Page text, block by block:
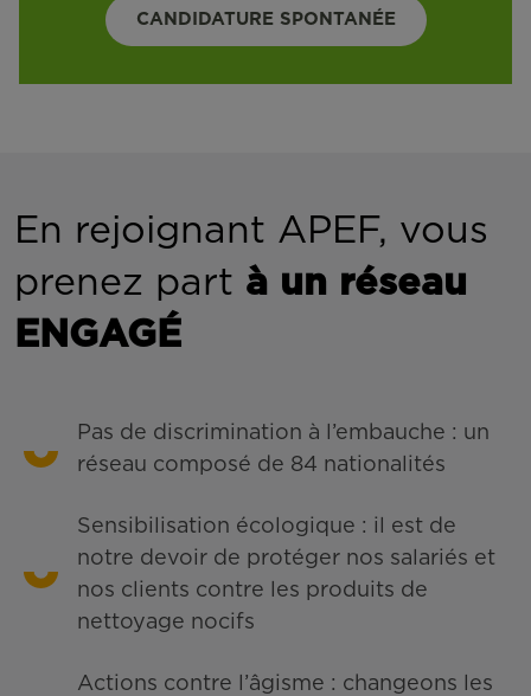
CANDIDATURE SPONTANÉE
En rejoignant APEF, vous
prenez part à un réseau
ENGAGÉ
Pas de discrimination à l’embauche : un
réseau composé de 84 nationalités
Sensibilisation écologique : il est de
notre devoir de protéger nos salariés et
nos clients contre les produits de
nettoyage nocifs
Actions contre l’âgisme : changeons les